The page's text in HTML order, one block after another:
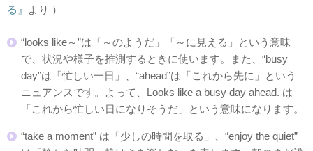
る』
より ）
“looks like～”は「～のようだ」「～に見える」という意味
で、状況や様子を推測するときに使います。また、“busy
day”は「忙しい一日」、“ahead”は「これから先に」という
ニュアンスです。よって、Looks like a busy day ahead. は
「これから忙しい日になりそうだ」という意味になります。
“take a moment” は「少しの時間を取る」、“enjoy the quiet”